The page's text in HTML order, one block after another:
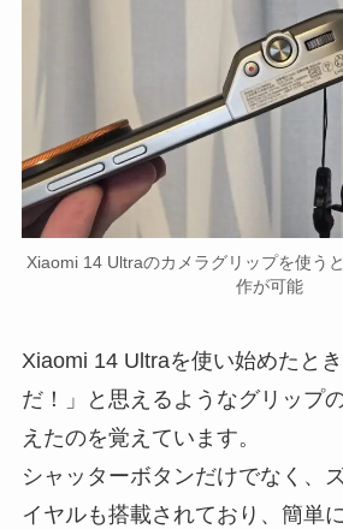
Xiaomi 14 Ultraのカメラグリップを使う
作が可能
Xiaomi 14 Ultraを使い始めたと
だ！」と思えるようなグリップ
えたのを覚えています。
シャッターボタンだけでなく、
イヤルも搭載されており、簡単